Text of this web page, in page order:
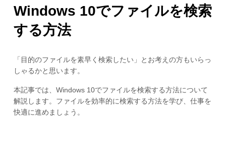
Windows 10でファイルを検索
する方法
「目的のファイルを素早く検索したい」とお考えの方もいらっ
しゃるかと思います。
本記事では、Windows 10でファイルを検索する方法について
解説します。ファイルを効率的に検索する方法を学び、仕事を
快適に進めましょう。